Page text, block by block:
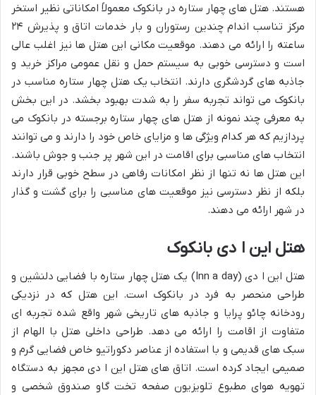
هستند. هتل های چهار ستاره در بانکوک معمولاً امکاناتی نظیر استخر
مرکز تناسب اندام چندین رستوران و بار خدمات اتاق و پذیرش ۲۴
ساعته را ارائه می دهند. موقعیت مکانی این هتل ها نیز اغلب عالی
است و دسترسی خوبی به سیستم حمل و نقل عمومی مراکز خرید و
جاذبه های گردشگری دارند. انتخاب یک هتل چهار ستاره مناسب در
بانکوک می تواند تجربه سفر را به شدت بهبود بخشد. در این بخش
به معرفی چند نمونه از هتل های چهار ستاره برجسته در بانکوک می
پردازیم که هر کدام ویژگی ها و مزایای خاص خود را دارند و می توانند
انتخاب های مناسبی برای اقامت در این شهر پر جنب و جوش باشند.
این هتل ها نه تنها از نظر امکانات رفاهی در سطح خوبی قرار دارند
بلکه از نظر دسترسی نیز موقعیت های مناسبی را برای گشت و گذار
در شهر ارائه می دهند.
هتل این ا دی بانکوک
هتل این ا دی (Inn a day) یک هتل چهار ستاره با فضایی دلنشین و
طراحی منحصر به فرد در بانکوک است. این هتل که در نزدیکی
رودخانه چائو پرایا و جاذبه های تاریخی شهر واقع شده تجربه ای
متفاوت از اقامت را ارائه می دهد. طراحی داخلی هتل با الهام از
سبک های قدیمی و با استفاده از عناصر دکوراتیو خاص فضایی گرم و
صمیمی ایجاد کرده است. اتاق های هتل این ا دی مجهز به دستگاه
تهویه هوای مطبوع تلویزیون صفحه تخت گاو صندوق شخصی و